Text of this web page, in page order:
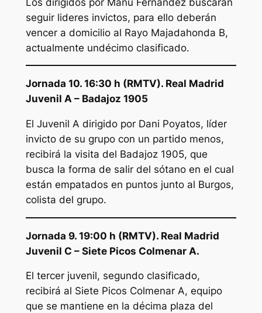
seguir lideres invictos, para ello deberán
vencer a domicilio al Rayo Majadahonda B,
actualmente undécimo clasificado.
Jornada 10. 16:30 h (RMTV). Real Madrid
Juvenil A – Badajoz 1905
El Juvenil A dirigido por Dani Poyatos, líder
invicto de su grupo con un partido menos,
recibirá la visita del Badajoz 1905, que
busca la forma de salir del sótano en el cual
están empatados en puntos junto al Burgos,
colista del grupo.
Jornada 9. 19:00 h (RMTV). Real Madrid
Juvenil C – Siete Picos Colmenar A.
El tercer juvenil, segundo clasificado,
recibirá al Siete Picos Colmenar A, equipo
que se mantiene en la décima plaza del